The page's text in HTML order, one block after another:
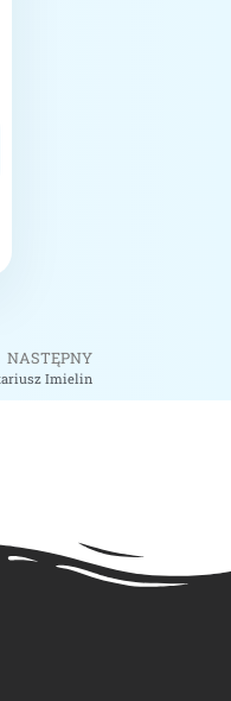
NASTĘPNY
Imielin